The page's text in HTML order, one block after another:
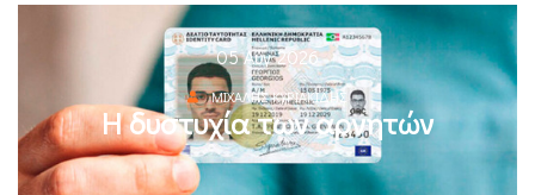
05 Αυγ 2026
ΜΙΧΆΛΗΣ ΚΥΡΙΑΚΊΔΗΣ
Η δυστυχία των αρνητών